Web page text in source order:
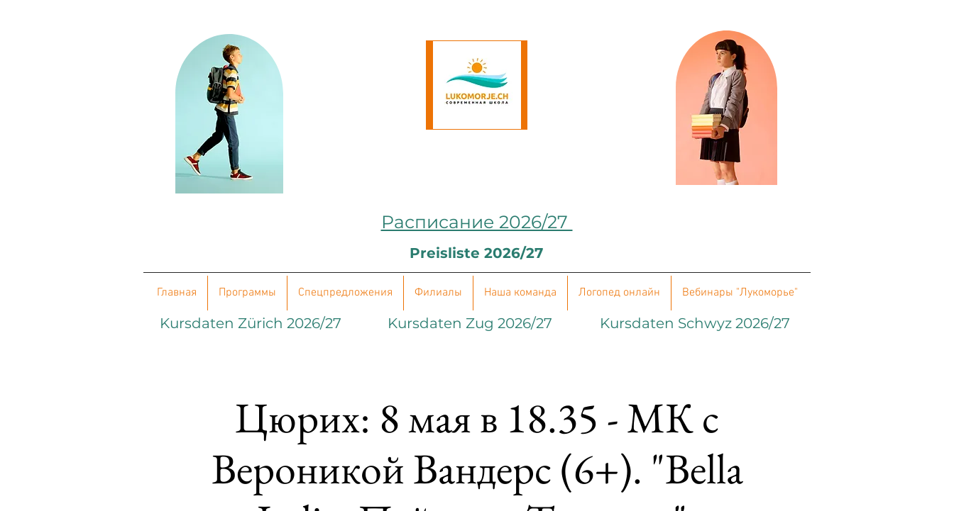
Расписание 2026/27
Preisliste 2026/27
Главная Программы Cпецпредложения Филиалы Наша команда Логопед онлайн Вебинары "Лукоморье"
Kursdaten Zürich 2026/27 Kursdaten Zug 2026/27 Kursdaten Schwyz 2026/27
Цюрих: 8 мая в 18.35 - МК с
Вероникой Вандерс (6+). "Bella